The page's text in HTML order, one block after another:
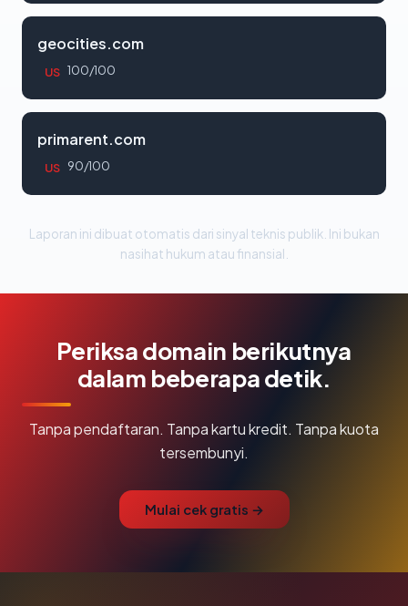
geocities.com
US 100/100
primarent.com
US 90/100
Laporan ini dibuat otomatis dari sinyal teknis publik. Ini bukan
nasihat hukum atau finansial.
Periksa domain berikutnya
dalam beberapa detik.
Tanpa pendaftaran. Tanpa kartu kredit. Tanpa kuota
tersembunyi.
Mulai cek gratis →